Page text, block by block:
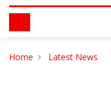
Home Latest News